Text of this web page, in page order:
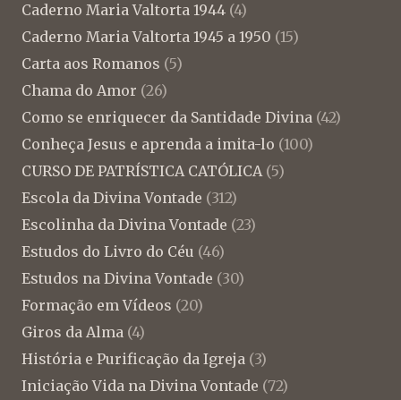
Caderno Maria Valtorta 1944 (4)
Caderno Maria Valtorta 1945 a 1950 (15)
Carta aos Romanos (5)
Chama do Amor (26)
Como se enriquecer da Santidade Divina (42)
Conheça Jesus e aprenda a imita-lo (100)
CURSO DE PATRÍSTICA CATÓLICA(5)
Escola da Divina Vontade (312)
Escolinha da Divina Vontade (23)
Estudos do Livro do Céu (46)
Estudos na Divina Vontade (30)
Formação em Vídeos (20)
Giros da Alma (4)
História e Purificação da Igreja (3)
Iniciação Vida na Divina Vontade (72)